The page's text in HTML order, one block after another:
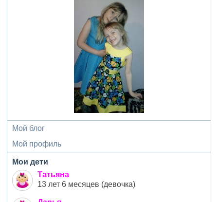
Мой блог
Мой профиль
Мои дети
Татьяна
13 лет 6 месяцев (девочка)